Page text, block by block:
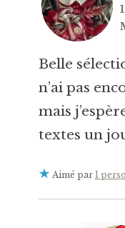
Belle
n’ai pas
mais
textes un
Aimé par 1